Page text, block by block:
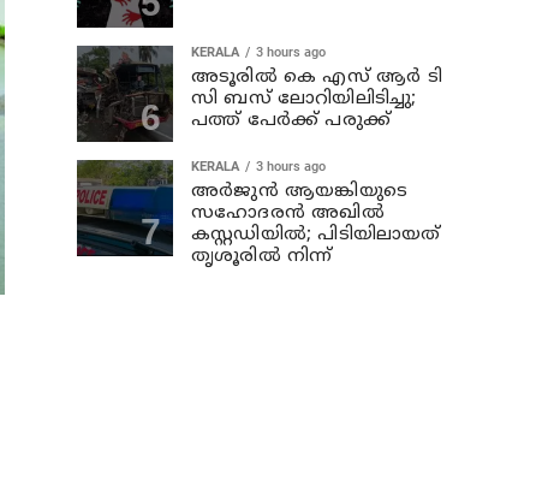
KERALA 3 hours ago
അടൂരില്‍ കെ എസ് ആര്‍ ടി
സി ബസ് ലോറിയിലിടിച്ചു;
പത്ത് പേര്‍ക്ക് പരുക്ക്
KERALA 3 hours ago
അര്‍ജുന്‍ ആയങ്കിയുടെ
സഹോദരന്‍ അഖില്‍
കസ്റ്റഡിയില്‍; പിടിയിലായത്
തൃശൂരില്‍ നിന്ന്